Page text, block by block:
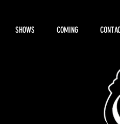
SHOWS COMING